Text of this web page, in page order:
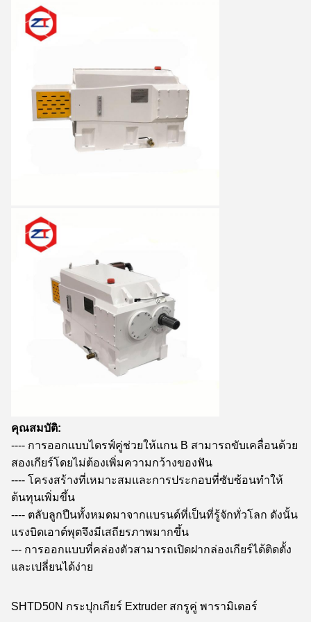
คุณสมบัติ:
---- การออกแบบไดรฟ์คู่ช่วยให้แกน B สามารถขับเคลื่อนด้วย
สองเกียร์โดยไม่ต้องเพิ่มความกว้างของฟัน
---- โครงสร้างที่เหมาะสมและการประกอบที่ซับซ้อนทำให้
ต้นทุนเพิ่มขึ้น
---- ตลับลูกปืนทั้งหมดมาจากแบรนด์ที่เป็นที่รู้จักทั่วโลก ดังนั้น
แรงบิดเอาต์พุตจึงมีเสถียรภาพมากขึ้น
--- การออกแบบที่คล่องตัวสามารถเปิดฝากล่องเกียร์ได้ติดตั้ง
และเปลี่ยนได้ง่าย
SHTD50N กระปุกเกียร์ Extruder สกรูคู่ พารามิเตอร์